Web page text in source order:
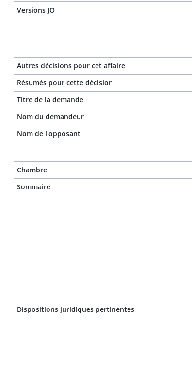
Versions JO
Autres décisions pour cet affaire
Résumés pour cette décision
Titre de la demande
Nom du demandeur
Nom de l'opposant
Chambre
Sommaire
Dispositions juridiques pertinentes